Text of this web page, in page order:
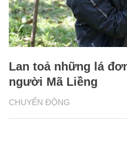
CHUYỂN ĐỘNG
Lan toả những lá
người Mã Liềng